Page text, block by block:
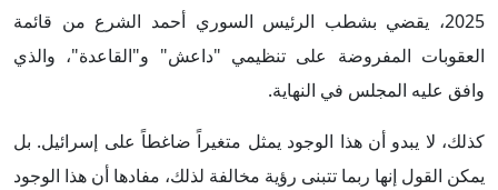
2025، يقضي بشطب الرئيس السوري أحمد الشرع من قائمة
العقوبات المفروضة على تنظيمي "داعش" و"القاعدة"، والذي
وافق عليه المجلس في النهاية.
كذلك، لا يبدو أن هذا الوجود يمثل متغيراً ضاغطاً على إسرائيل. بل
يمكن القول إنها ربما تتبنى رؤية مخالفة لذلك، مفادها أن هذا الوجود